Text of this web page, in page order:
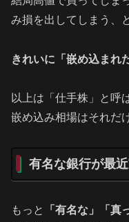
み損を出してしまう、
きれいに「嵌め込まれ
以上は「仕手株」と呼
嵌め込み相場はそれだ
有名な銀行が最
もっと
「有名な」「真